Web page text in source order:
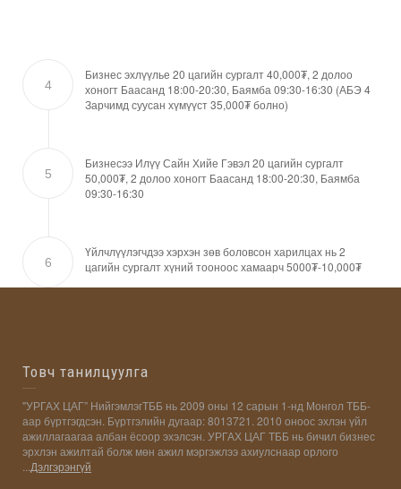
4
Бизнес эхлүүлье 20 цагийн сургалт 40,000₮, 2 долоо
хоногт Баасанд 18:00-20:30, Баямба 09:30-16:30 (АБЭ 4
Зарчимд суусан хүмүүст 35,000₮ болно)
5
Бизнесээ Илүү Сайн Хийе Гэвэл 20 цагийн сургалт
50,000₮, 2 долоо хоногт Баасанд 18:00-20:30, Баямба
09:30-16:30
6
Үйлчлүүлэгчдээ хэрхэн зөв боловсон харилцах нь 2
цагийн сургалт хүний тооноос хамаарч 5000₮-10,000₮
Товч танилцуулга
"УРГАХ ЦАГ” НийгэмлэгТББ нь 2009 оны 12 сарын 1-нд Монгол ТББ-
аар бүртгэгдсэн. Бүртгэлийн дугаар: 8013721. 2010 оноос эхлэн үйл
ажиллагаагаа албан ёсоор эхэлсэн. УРГАХ ЦАГ ТББ нь бичил бизнес
эрхлэн ажилтай болж мөн ажил мэргэжлээ ахиулснаар орлого
...Дэлгэрэнгүй